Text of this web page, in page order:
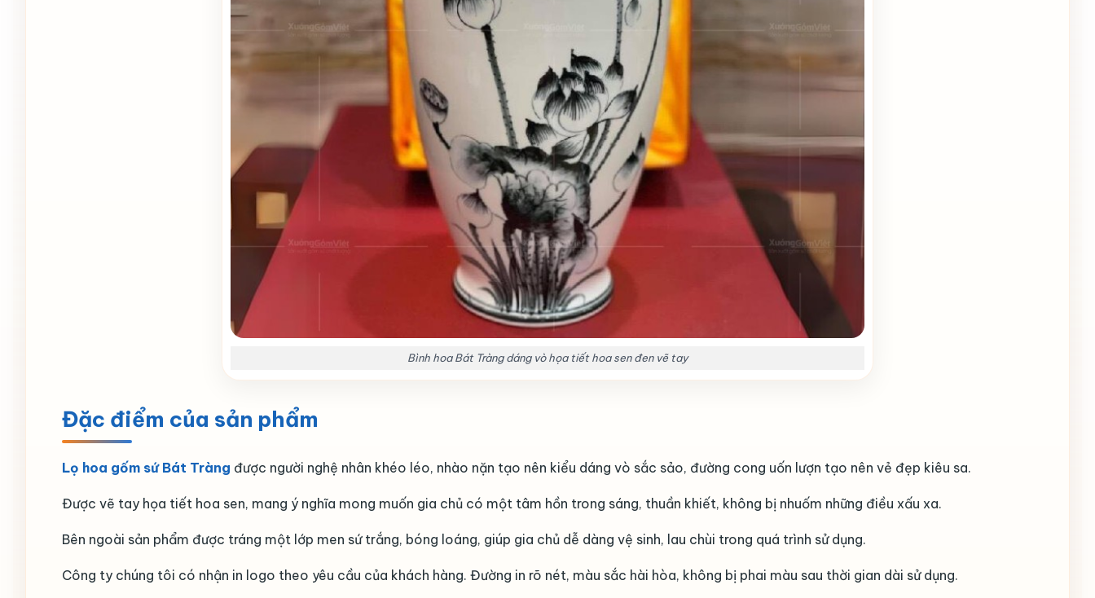
Bình hoa Bát Tràng dáng vò họa tiết hoa sen đen vẽ tay
Đặc điểm của sản phẩm
Lọ hoa gốm sứ Bát Tràng được người nghệ nhân khéo léo, nhào nặn tạo nên kiểu dáng vò sắc sảo, đường cong uốn lượn tạo nên vẻ đẹp kiêu sa.
Được vẽ tay họa tiết hoa sen, mang ý nghĩa mong muốn gia chủ có một tâm hồn trong sáng, thuần khiết, không bị nhuốm những điều xấu xa.
Bên ngoài sản phẩm được tráng một lớp men sứ trắng, bóng loáng, giúp gia chủ dễ dàng vệ sinh, lau chùi trong quá trình sử dụng.
Công ty chúng tôi có nhận in logo theo yêu cầu của khách hàng. Đường in rõ nét, màu sắc hài hòa, không bị phai màu sau thời gian dài sử dụng.